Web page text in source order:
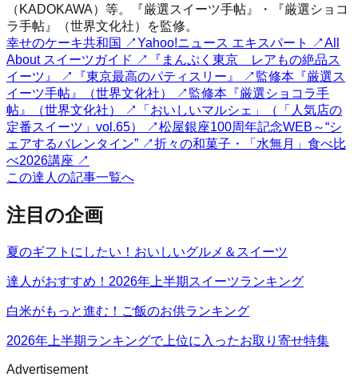
（KADOKAWA）等。『厳選スイーツ手帖』・『厳選ショコ
ラ手帖』（世界文化社）を監修。
幸せのケーキ共和国 ↗Yahoo!ニュース エキスパート ↗All
About スイーツガイド ↗
『まんぷく東京 レアもの絶品ス
イーツ』
↗ 『東京最高のパティスリー』 ↗ 監修本『厳選ス
イーツ手帖』（世界文化社）
↗ 監修本『厳選ショコラ手
帖』（世界文化社）
↗
「おいしいマルシェ」（「人気店の
定番スイーツ」vol.65）
↗松屋銀座100周年記念WEB～“シ
ェアするバレンタイン” ↗折々の和菓子・「水無月」食べ比
べ2026講座 ↗
この達人の記事一覧へ
注目の企画
夏のギフトにしたい！おいしいグルメ＆スイーツ
達人がおすすめ！2026年上半期スイーツランキング
白米がもっと進む！ご飯のお供ランキング
2026年上半期ランキングで上位に入ったお取り寄せ特集
Advertisement